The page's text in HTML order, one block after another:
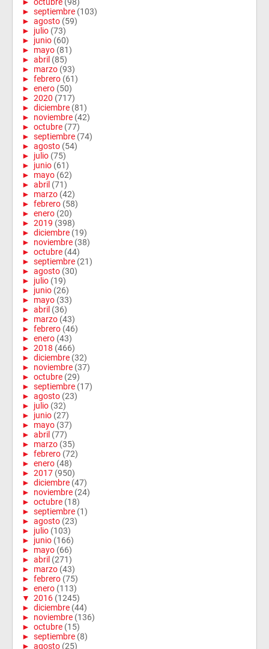
► septiembre (103)
► agosto (59)
► julio (73)
► junio (60)
► mayo (81)
► abril (85)
► marzo (93)
► febrero (61)
► enero (50)
► 2020 (717)
► diciembre (81)
► noviembre (42)
► octubre (77)
► septiembre (74)
► agosto (54)
► julio (75)
► junio (61)
► mayo (62)
► abril (71)
► marzo (42)
► febrero (58)
► enero (20)
► 2019 (398)
► diciembre (19)
► noviembre (38)
► octubre (44)
► septiembre (21)
► agosto (30)
► julio (19)
► junio (26)
► mayo (33)
► abril (36)
► marzo (43)
► febrero (46)
► enero (43)
► 2018 (466)
► diciembre (32)
► noviembre (37)
► octubre (29)
► septiembre (17)
► agosto (23)
► julio (32)
► junio (27)
► mayo (37)
► abril (77)
► marzo (35)
► febrero (72)
► enero (48)
► 2017 (950)
► diciembre (47)
► noviembre (24)
► octubre (18)
► septiembre (1)
► agosto (23)
► julio (103)
► junio (166)
► mayo (66)
► abril (271)
► marzo (43)
► febrero (75)
► enero (113)
▼ 2016 (1245)
► diciembre (44)
► noviembre (136)
► octubre (15)
► septiembre (8)
► agosto (25)